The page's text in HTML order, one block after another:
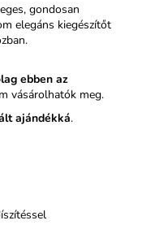
gondosan
elegáns kiegészítőt
ebben az
vásárolhatók meg.
ajándékká.